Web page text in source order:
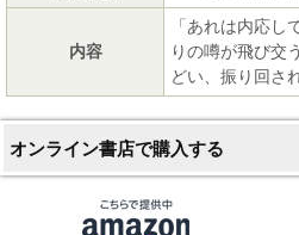
内容
「あれは内応
りの噂が飛び交
どい、振り回さ
オンライン書店で購入する